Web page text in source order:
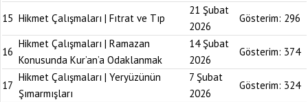
15 Hikmet Çalışmaları | Fıtrat ve Tıp
21 Şubat
2026
Gösterim: 296
16
Hikmet Çalışmaları | Ramazan
Konusunda Kur’an’a Odaklanmak
14 Şubat
2026
Gösterim: 374
17
Hikmet Çalışmaları | Yeryüzünün
Şımarmışları
7 Şubat
2026
Gösterim: 324